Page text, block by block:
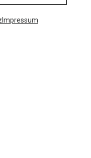
Impressum